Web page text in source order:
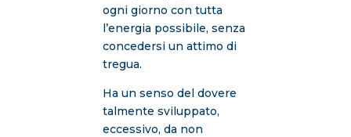
ogni giorno con tutta
l’energia possibile, senza
concedersi un attimo di
tregua.
Ha un senso del dovere
talmente sviluppato,
eccessivo, da non